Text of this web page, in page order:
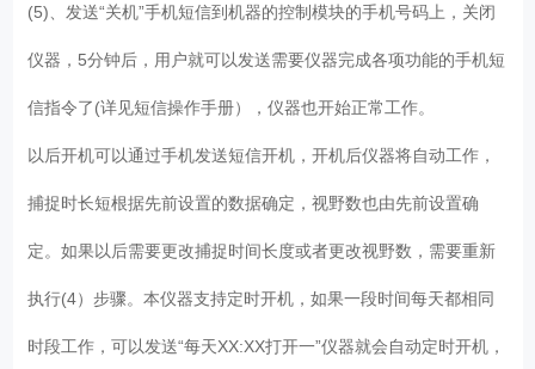
(5)、发送“关机”手机短信到机器的控制模块的手机号码上，关闭
仪器，5分钟后，用户就可以发送需要仪器完成各项功能的手机短
信指令了(详见短信操作手册），仪器也开始正常工作。
以后开机可以通过手机发送短信开机，开机后仪器将自动工作，
捕捉时长短根据先前设置的数据确定，视野数也由先前设置确
定。如果以后需要更改捕捉时间长度或者更改视野数，需要重新
执行(4）步骤。本仪器支持定时开机，如果一段时间每天都相同
时段工作，可以发送“每天XX:XX打开一”仪器就会自动定时开机，